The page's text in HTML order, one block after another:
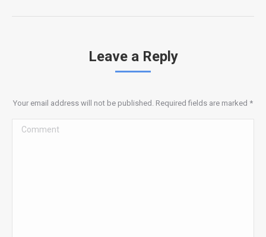
Leave a Reply
Your email address will not be published. Required fields are marked *
Comment